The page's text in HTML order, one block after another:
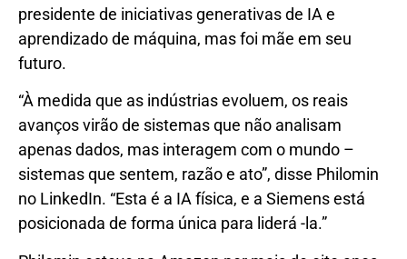
presidente de iniciativas generativas de IA e
aprendizado de máquina, mas foi mãe em seu
futuro.
“À medida que as indústrias evoluem, os reais
avanços virão de sistemas que não analisam
apenas dados, mas interagem com o mundo –
sistemas que sentem, razão e ato”, disse Philomin
no LinkedIn. “Esta é a IA física, e a Siemens está
posicionada de forma única para liderá -la.”